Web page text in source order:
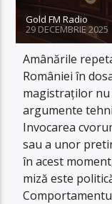
Gold FM Radio
29 DECEMBRIE 2025
Amânările
României în
magistraților
argumente
Invocarea
sau a unor
în acest
miză este